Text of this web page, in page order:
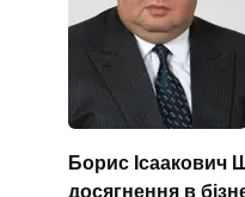
Борис Ісаакович
досягнення в